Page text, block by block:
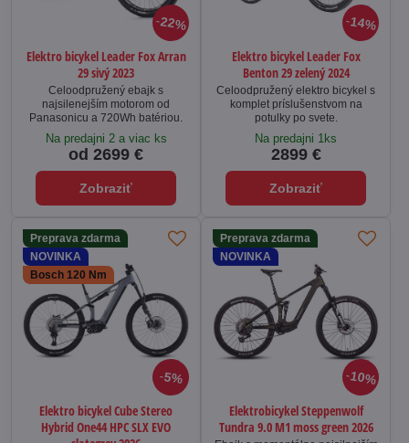
22%
Elektro bicykel Leader Fox Arran
29 sivý 2023
Celoodpružený ebajk s
najsilenejším motorom od
Panasonicu a 720Wh batériou.
Na predajni 2 a viac ks
od 2699 €
Zobraziť
14%
Elektro bicykel Leader Fox
Benton 29 zelený 2024
Celoodpružený elektro bicykel s
komplet príslušenstvom na
potulky po svete.
Na predajni 1ks
2899 €
Zobraziť
5%
Preprava zdarma
NOVINKA
Bosch 120 Nm
Elektro bicykel Cube Stereo
Hybrid One44 HPC SLX EVO
10%
Preprava zdarma
NOVINKA
Elektrobicykel Steppenwolf
Tundra 9.0 M1 moss green 2026